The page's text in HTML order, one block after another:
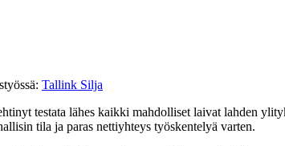
Tallink Silja
testata lähes kaikki mahdolliset laivat lahden
tila ja paras nettiyhteys työskentelyä varten.